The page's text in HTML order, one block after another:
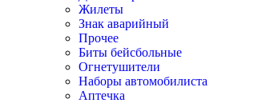
Жилеты
Знак аварийный
Прочее
Биты бейсбольные
Огнетушители
Наборы автомобилиста
Аптечка